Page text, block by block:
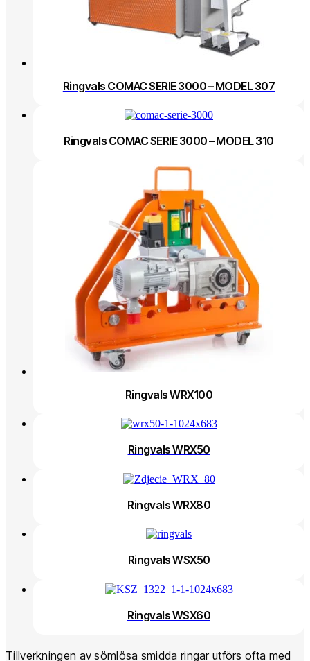
Ringvals COMAC SERIE 3000 – MODEL 307
Ringvals COMAC SERIE 3000 – MODEL 310
Ringvals WRX100
Ringvals WRX50
Ringvals WRX80
Ringvals WSX50
Ringvals WSX60
Tillverkningen av sömlösa smidda ringar utförs ofta med